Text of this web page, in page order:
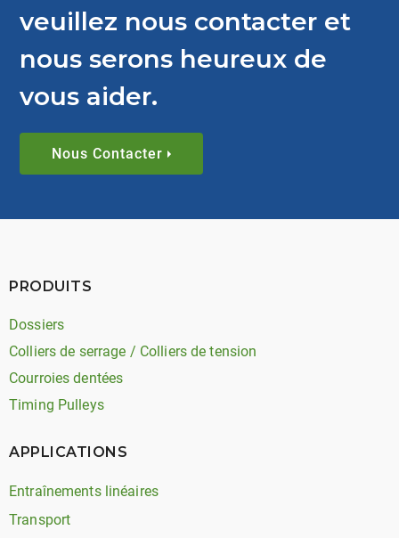
veuillez nous contacter et
nous serons heureux de
vous aider.
Nous Contacter
PRODUITS
Dossiers
Colliers de serrage / Colliers de tension
Courroies dentées
Timing Pulleys
APPLICATIONS
Entraînements linéaires
Transport